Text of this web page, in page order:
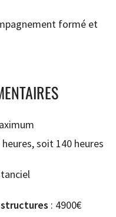
formé et
soit 140 heures
: 4900€